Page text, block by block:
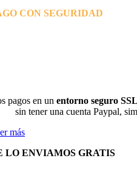
CON SEGURIDAD
pagos en un entorno seguro SSL
sin tener una cuenta Paypal,
más
LO ENVIAMOS GRATIS